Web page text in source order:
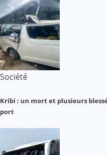
Société
Kribi : un mort et plusieurs
port